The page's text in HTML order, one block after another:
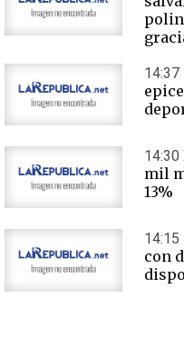
14:37
14:30
mil
13%
14:15
con